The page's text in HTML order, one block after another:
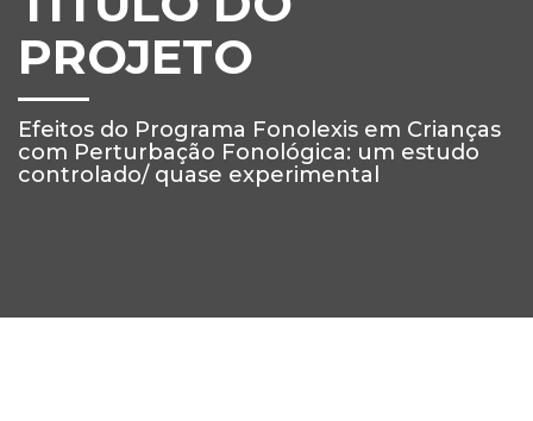
PROJETO
Efeitos do Programa Fonolexis em Crianças
com Perturbação Fonológica: um estudo
controlado/ quase experimental